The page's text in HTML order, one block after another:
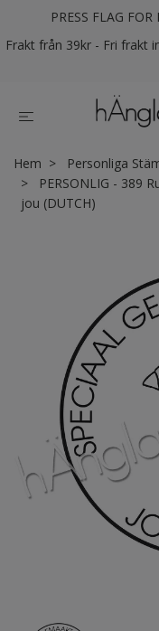
PRESS FLAG FOR
Frakt från 39kr - Fri frakt
Hem
Personliga
PERSONLIG - 389
jou (DUTCH)